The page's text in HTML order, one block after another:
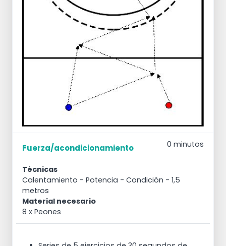
Fuerza/acondicionamiento 0 minutos
Técnicas
Calentamiento - Potencia - Condición - 1,5
metros
Material necesario
8 x Peones